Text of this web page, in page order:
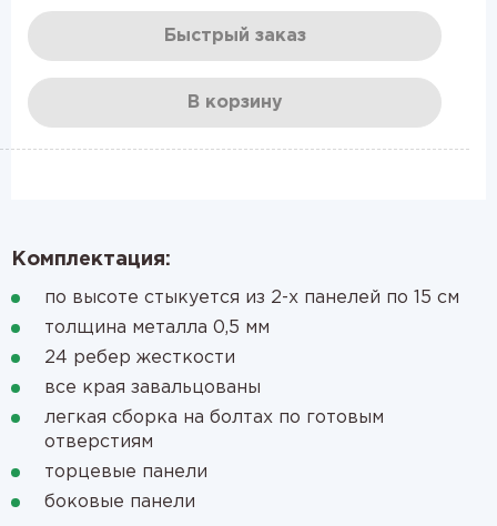
Быстрый заказ
В корзину
Комплектация:
по высоте стыкуется из 2-х панелей по 15 см
толщина металла 0,5 мм
24 ребер жесткости
все края завальцованы
легкая сборка на болтах по готовым
отверстиям
торцевые панели
боковые панели